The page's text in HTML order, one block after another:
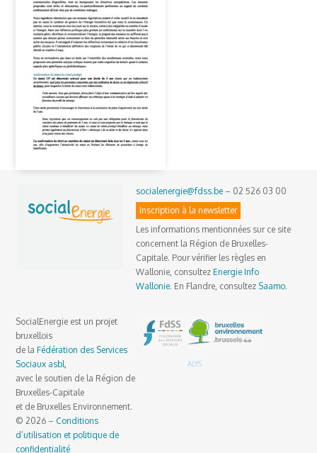
socialenergie@fdss.be – 02 526 03 00
Inscription à la newsletter
Les informations mentionnées sur ce site
concernent la Région de Bruxelles-
Capitale. Pour vérifier les règles en
Wallonie, consultezEnergie Info
Wallonie. En Flandre, consultez Saamo.
SocialEnergie est un projet
bruxellois
de laFédération des Services
Sociaux asbl
avec le soutien de la Région de
Bruxelles-Capitale
et de Bruxelles Environnement.
© 2026 – Conditions
d’utilisation et politique de
confidentialité
ALYS